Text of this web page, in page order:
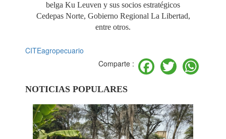
belga Ku Leuven y sus socios estratégicos
Cedepas Norte, Gobierno Regional La Libertad,
entre otros.
CITEagropecuario
Comparte :
Facebook
Twitter
NOTICIAS POPULARES